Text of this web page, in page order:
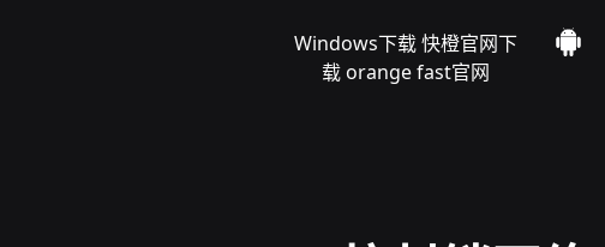
Windows下载 快橙官网下
载 orange fast官网